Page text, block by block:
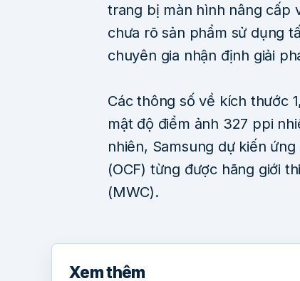
trang bị màn hình nâng cấp
chưa rõ sản phẩm sử dụng
chuyên gia nhận định giải
Các thông số về kích thước
mật độ điểm ảnh 327 ppi
nhiên, Samsung dự kiến
(OCF) từng được hãng giới
(MWC).
Xem thêm